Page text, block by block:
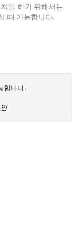
를 하기 위해서는
때 가능합니다.
합니다.